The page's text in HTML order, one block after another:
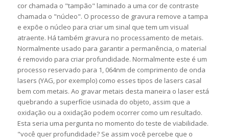
cor chamada o "tampão" laminado a uma cor de contraste
chamada o "núcleo". O processo de gravura remove a tampa
e expõe o núcleo para criar um sinal que tem um visual
atraente. Há também gravura no processamento de metais.
Normalmente usado para garantir a permanência, o material
é removido para criar profundidade. Normalmente este é um
processo reservado para 1, 064nm de comprimento de onda
lasers (YAG, por exemplo) como esses tipos de lasers casal
bem com metais. Ao gravar metais desta maneira o laser está
quebrando a superfície usinada do objeto, assim que a
oxidação ou a oxidação podem ocorrer como um resultado.
Esta seria uma pergunta no momento do teste de viabilidade.
"você quer profundidade? Se assim você percebe que o